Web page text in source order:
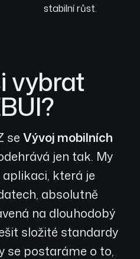
stabilní růst.
vybrat
se Vývoj mobilních
jen tak. My
která je
absolutně
na dlouhodobý
složité standardy
se postaráme o to,